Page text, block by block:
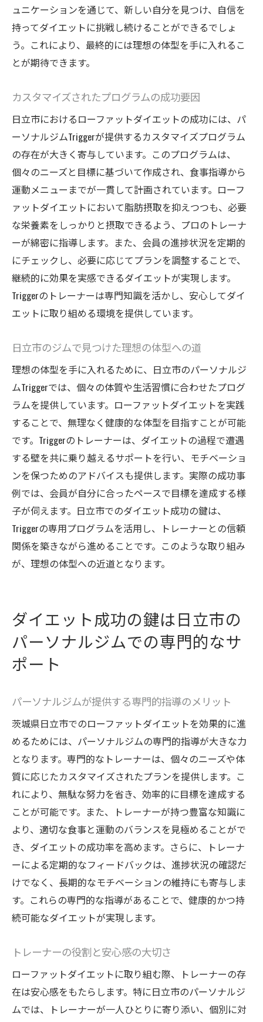
ュニケーションを通じて、新しい自分を見つけ、自信を
持ってダイエットに挑戦し続けることができるでしょ
う。これにより、最終的には理想の体型を手に入れるこ
とが期待できます。
カスタマイズされたプログラムの成功要因
日立市におけるローファットダイエットの成功には、パ
ーソナルジムTriggerが提供するカスタマイズプログラム
の存在が大きく寄与しています。このプログラムは、
個々のニーズと目標に基づいて作成され、食事指導から
運動メニューまでが一貫して計画されています。ローフ
ァットダイエットにおいて脂肪摂取を抑えつつも、必要
な栄養素をしっかりと摂取できるよう、プロのトレーナ
ーが綿密に指導します。また、会員の進捗状況を定期的
にチェックし、必要に応じてプランを調整することで、
継続的に効果を実感できるダイエットが実現します。
Triggerのトレーナーは専門知識を活かし、安心してダイ
エットに取り組める環境を提供しています。
日立市のジムで見つけた理想の体型への道
理想の体型を手に入れるために、日立市のパーソナルジ
ムTriggerでは、個々の体質や生活習慣に合わせたプログ
ラムを提供しています。ローファットダイエットを実践
することで、無理なく健康的な体型を目指すことが可能
です。Triggerのトレーナーは、ダイエットの過程で遭遇
する壁を共に乗り越えるサポートを行い、モチベーショ
ンを保つためのアドバイスも提供します。実際の成功事
例では、会員が自分に合ったペースで目標を達成する様
子が伺えます。日立市でのダイエット成功の鍵は、
Triggerの専用プログラムを活用し、トレーナーとの信頼
関係を築きながら進めることです。このような取り組み
が、理想の体型への近道となります。
ダイエット成功の鍵は日立市の
パーソナルジムでの専門的なサ
ポート
パーソナルジムが提供する専門的指導のメリット
茨城県日立市でのローファットダイエットを効果的に進
めるためには、パーソナルジムの専門的指導が大きな力
となります。専門的なトレーナーは、個々のニーズや体
質に応じたカスタマイズされたプランを提供します。こ
れにより、無駄な努力を省き、効率的に目標を達成する
ことが可能です。また、トレーナーが持つ豊富な知識に
より、適切な食事と運動のバランスを見極めることがで
き、ダイエットの成功率を高めます。さらに、トレーナ
ーによる定期的なフィードバックは、進捗状況の確認だ
けでなく、長期的なモチベーションの維持にも寄与しま
す。これらの専門的な指導があることで、健康的かつ持
続可能なダイエットが実現します。
トレーナーの役割と安心感の大切さ
ローファットダイエットに取り組む際、トレーナーの存
在は安心感をもたらします。特に日立市のパーソナルジ
ムでは、トレーナーが一人ひとりに寄り添い、個別に対